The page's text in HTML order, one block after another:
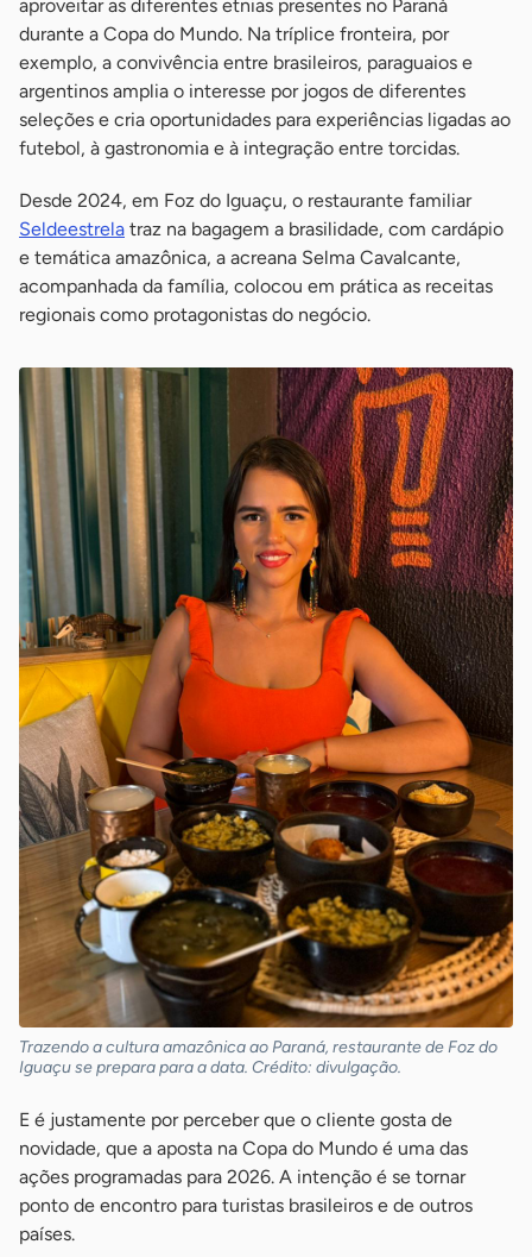
aproveitar as diferentes etnias presentes no Paraná
durante a Copa do Mundo. Na tríplice fronteira, por
exemplo, a convivência entre brasileiros, paraguaios e
argentinos amplia o interesse por jogos de diferentes
seleções e cria oportunidades para experiências ligadas ao
futebol, à gastronomia e à integração entre torcidas.
Desde 2024, em Foz do Iguaçu, o restaurante familiar
Seldeestrela traz na bagagem a brasilidade, com cardápio
e temática amazônica, a acreana Selma Cavalcante,
acompanhada da família, colocou em prática as receitas
regionais como protagonistas do negócio.
Trazendo a cultura amazônica ao Paraná, restaurante de Foz do
Iguaçu se prepara para a data. Crédito: divulgação.
E é justamente por perceber que o cliente gosta de
novidade, que a aposta na Copa do Mundo é uma das
ações programadas para 2026. A intenção é se tornar
ponto de encontro para turistas brasileiros e de outros
países.